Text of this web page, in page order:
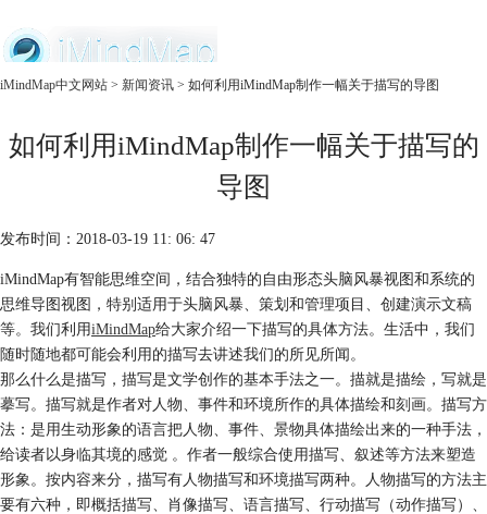
产品
iMindMap中文网站 > 新闻资讯 > 如何利用iMindMap制作一幅关于描写的导图
如何利用iMindMap制作一幅关于描写的
导图
发布时间：2018-03-19 11: 06: 47
iMindMap有智能思维空间，结合独特的自由形态头脑风暴视图和系统的
思维导图视图，特别适用于头脑风暴、策划和管理项目、创建演示文稿
等。我们利用iMindMap给大家介绍一下描写的具体方法。生活中，我们
随时随地都可能会利用的描写去讲述我们的所见所闻。
那么什么是描写，描写是文学创作的基本手法之一。描就是描绘，写就是
摹写。描写就是作者对人物、事件和环境所作的具体描绘和刻画。描写方
法：是用生动形象的语言把人物、事件、景物具体描绘出来的一种手法，
给读者以身临其境的感觉 。作者一般综合使用描写、叙述等方法来塑造
形象。按内容来分，描写有人物描写和环境描写两种。人物描写的方法主
要有六种，即概括描写、肖像描写、语言描写、行动描写（动作描写）、